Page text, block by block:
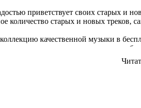
приветствует своих старых и
количество старых и новых
качественной музыки в
музыкальный ассортимент
в различных
тщательно